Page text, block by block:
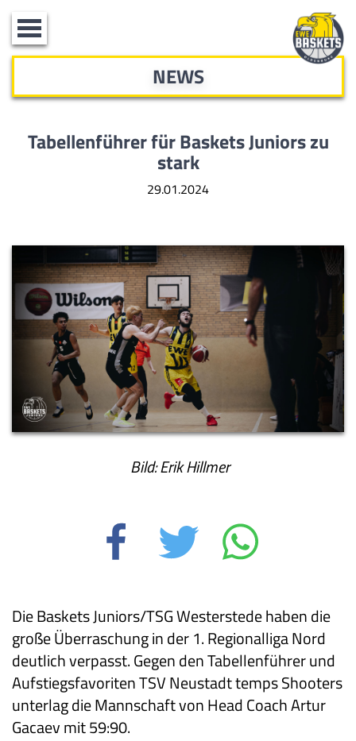
Toggle
navigation
NEWS
Tabellenführer für Baskets Juniors zu
stark
29.01.2024
Bild: Erik Hillmer
Die Baskets Juniors/TSG Westerstede haben die
große Überraschung in der 1. Regionalliga Nord
deutlich verpasst. Gegen den Tabellenführer und
Aufstiegsfavoriten TSV Neustadt temps Shooters
unterlag die Mannschaft von Head Coach Artur
Gacaev mit 59:90.